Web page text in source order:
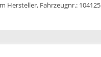
Hersteller, Fahrzeugnr.: 104125
Fahrzeugexposé drucken